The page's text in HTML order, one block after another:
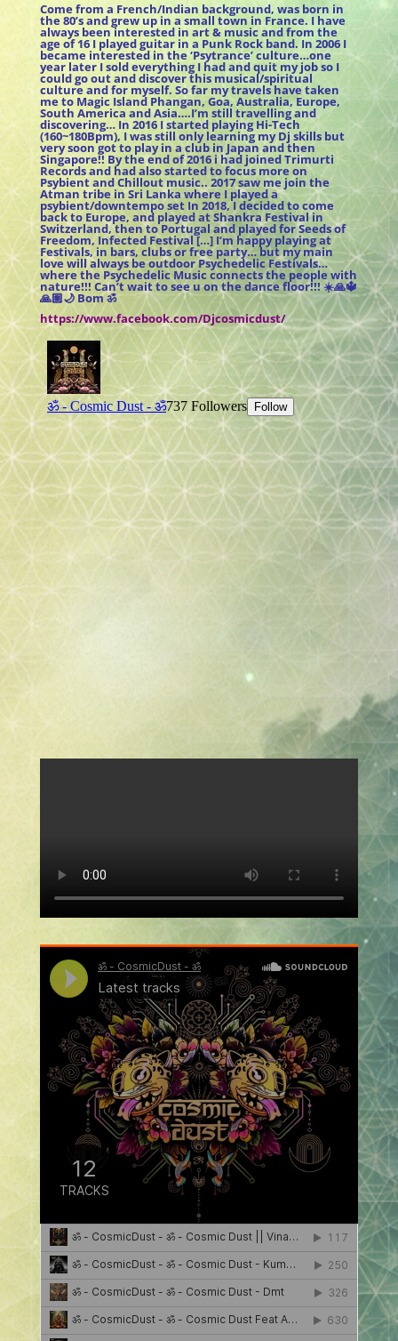
Come from a French/Indian background, was born in
the 80’s and grew up in a small town in France. I have
always been interested in art & music and from the
age of 16 I played guitar in a Punk Rock band. In 2006 I
became interested in the ‘Psytrance’ culture…one
year later I sold everything I had and quit my job so I
could go out and discover this musical/spiritual
culture and for myself. So far my travels have taken
me to Magic Island Phangan, Goa, Australia, Europe,
South America and Asia….I’m still travelling and
discovering… In 2016 I started playing Hi-Tech
(160~180Bpm), I was still only learning my Dj skills but
very soon got to play in a club in Japan and then
Singapore!! By the end of 2016 i had joined Trimurti
Records and had also started to focus more on
Psybient and Chillout music.. 2017 saw me join the
Atman tribe in Sri Lanka where I played a
psybient/downtempo set In 2018, I decided to come
back to Europe, and played at Shankra Festival in
Switzerland, then to Portugal and played for Seeds of
Freedom, Infected Festival […] I’m happy playing at
Festivals, in bars, clubs or free party… but my main
love will always be outdoor Psychedelic Festivals…
where the Psychedelic Music connects the people with
nature!!! Can’t wait to see u on the dance floor!!! ☀️🙏🔱
🙏🏽🌙 Bom ॐ
https://www.facebook.com/Djcosmicdust/